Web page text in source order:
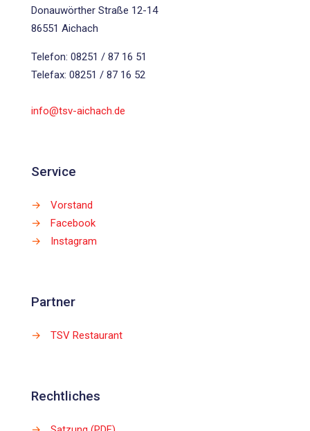
Donauwörther Straße 12-14
86551 Aichach
Telefon: 08251 / 87 16 51
Telefax: 08251 / 87 16 52
info@tsv-aichach.de
Service
→
Vorstand
→
Facebook
→
Instagram
Partner
→ TSV Restaurant
Rechtliches